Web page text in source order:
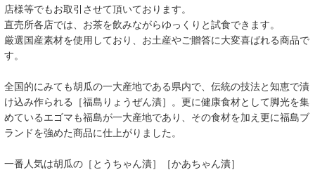
店様等でもお取引させて頂いております。
直売所各店では、お茶を飲みながらゆっくりと試食できます。
厳選国産素材を使用しており、お土産やご贈答に大変喜ばれる商品で
す。
全国的にみても胡瓜の一大産地である県内で、伝統の技法と知恵で漬
け込み作られる［福島りょうぜん漬］。更に健康食材として脚光を集
めているエゴマも福島が一大産地であり、その食材を加え更に福島ブ
ランドを強めた商品に仕上がりました。
一番人気は胡瓜の［とうちゃん漬］［かあちゃん漬］